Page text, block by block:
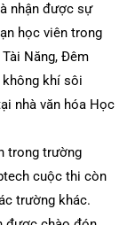
nhận được sự
học viên trong
Năng, Đêm
khí sôi
nhà văn hóa Học
trong trường
cuộc thi còn
trường khác.